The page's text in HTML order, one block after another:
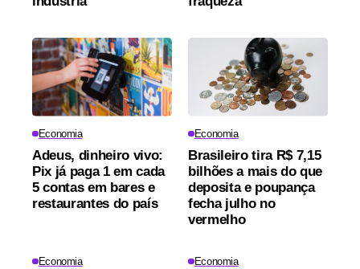
Economia
Adeus, dinheiro vivo:
Pix já paga 1 em cada
5 contas em bares e
restaurantes do país
Economia
Brasileiro tira R$ 7,15
bilhões a mais do que
deposita e poupança
fecha julho no
vermelho
Economia Economia